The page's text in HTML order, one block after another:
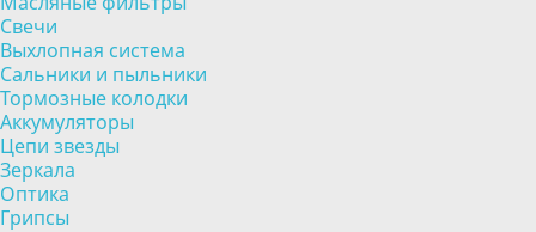
Свечи
Выхлопная система
Сальники и пыльники
Тормозные колодки
Аккумуляторы
Цепи звезды
Зеркала
Оптика
Грипсы